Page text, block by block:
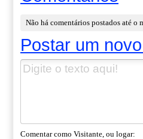
Não há comentários postados até o
Postar um
Comentar como Visitante, ou logar: